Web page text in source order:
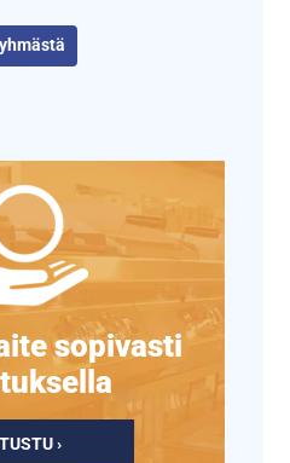
sopivasti
›